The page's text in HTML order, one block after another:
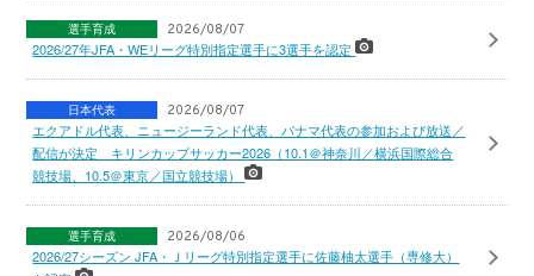
選手育成 2026/08/07
2026/27年JFA・WEリーグ特別指定選手に3選手を認定
日本代表 2026/08/07
エクアドル代表、ニュージーランド代表、パナマ代表の参加および放送／
配信が決定 キリンカップサッカー2026（10.1＠神奈川／横浜国際総合
競技場、10.5＠東京／国立競技場）
選手育成 2026/08/06
2026/27シーズン JFA・Ｊリーグ特別指定選手に佐藤柚太選手（専修大）